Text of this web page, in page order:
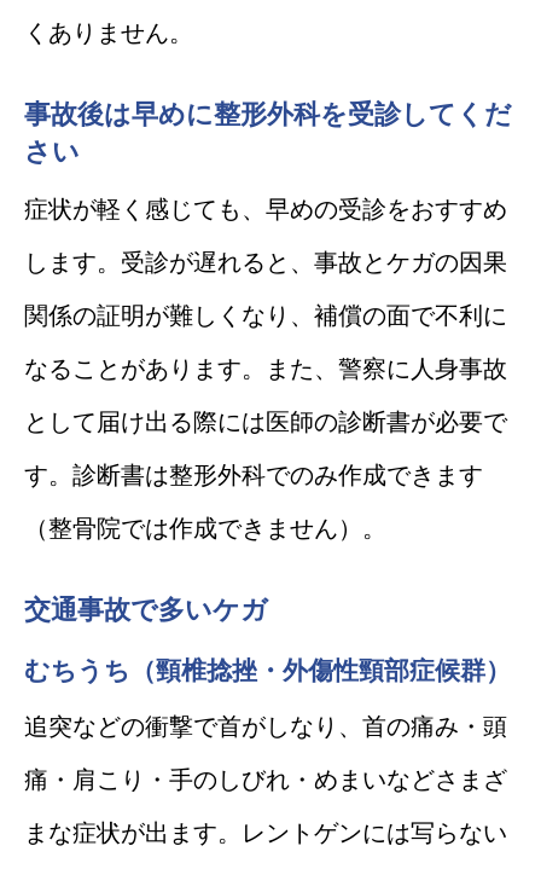
くありません。
事故後は早めに整形外科を受診してくだ
さい
症状が軽く感じても、早めの受診をおすすめ
します。受診が遅れると、事故とケガの因果
関係の証明が難しくなり、補償の面で不利に
なることがあります。また、警察に人身事故
として届け出る際には医師の診断書が必要で
す。診断書は整形外科でのみ作成できます
（整骨院では作成できません）。
交通事故で多いケガ
むちうち（頸椎捻挫・外傷性頸部症候群）
追突などの衝撃で首がしなり、首の痛み・頭
痛・肩こり・手のしびれ・めまいなどさまざ
まな症状が出ます。レントゲンには写らない